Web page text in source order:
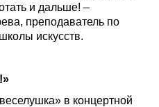
и дальше! –
преподаватель по
искусств.
в концертной